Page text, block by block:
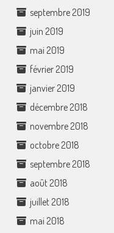
septembre 2019
juin 2019
mai 2019
février 2019
janvier 2019
décembre 2018
novembre 2018
octobre 2018
septembre 2018
août 2018
juillet 2018
mai 2018